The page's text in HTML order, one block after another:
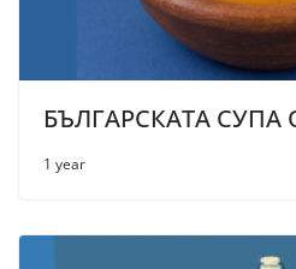
БЪЛГАРСКАТА СУПА
1 year